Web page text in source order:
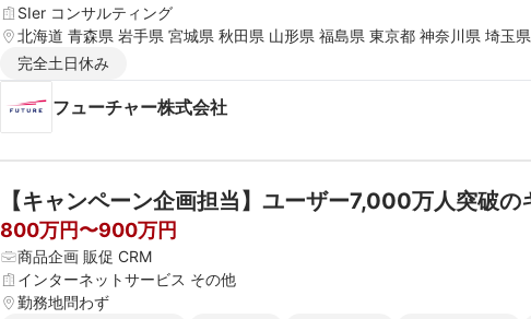
SIer コンサルティング
北海道 青森県 岩手県 宮城県 秋田県 山形県 福島県 東京都 神奈川県 埼玉
県 新潟県 富山県 石川県 福井県 長野県 大阪府 京都府 兵庫県 滋賀県 奈良
愛媛県 高知県 福岡県 佐賀県 長崎県 熊本県 大分県 宮崎県 鹿児島県 沖縄
完全土日休み
フューチャー株式会社
【キャンペーン企画担当】ユーザー7,000万人突破
800万円〜900万円
商品企画 販促 CRM
インターネットサービス その他
勤務地問わず